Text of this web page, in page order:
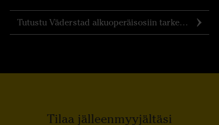
Tutustu Väderstad alkuoperäisosiin tarkemmin
Tilaa jälleenmyyjältäsi